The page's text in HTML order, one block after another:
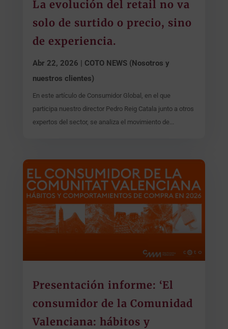
La evolución del retail no va
solo de surtido o precio, sino
de experiencia.
Abr 22, 2026 | COTO NEWS (Nosotros y
nuestros clientes)
En este artículo de Consumidor Global, en el que
participa nuestro director Pedro Reig Catala junto a otros
expertos del sector, se analiza el movimiento de...
Presentación informe: ‘El
consumidor de la Comunidad
Valenciana: hábitos y